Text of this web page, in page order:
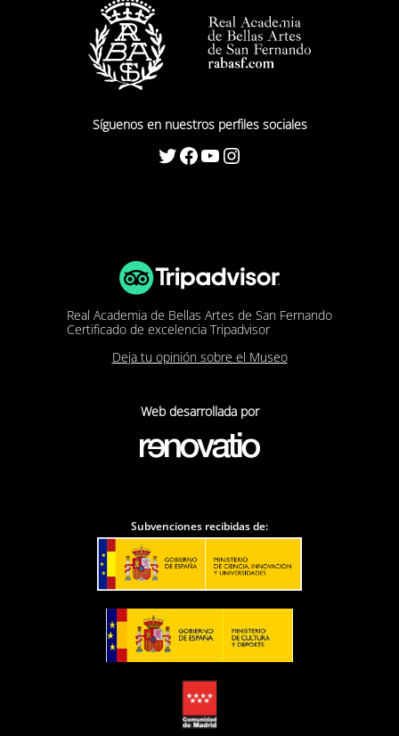
Síguenos en nuestros perfiles sociales
Twitter Facebook YouTube Instagram
Real Academia de Bellas Artes de San Fernando
Certificado de excelencia Tripadvisor
Deja tu opinión sobre el Museo
Web desarrollada por
Subvenciones recibidas de: